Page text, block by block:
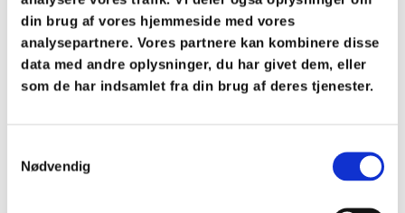
din brug af vores hjemmeside med vores
analysepartnere. Vores partnere kan kombinere disse
data med andre oplysninger, du har givet dem, eller
som de har indsamlet fra din brug af deres tjenester.
Nødvendig
+45 30 15 24 95
simone@iogn.dk